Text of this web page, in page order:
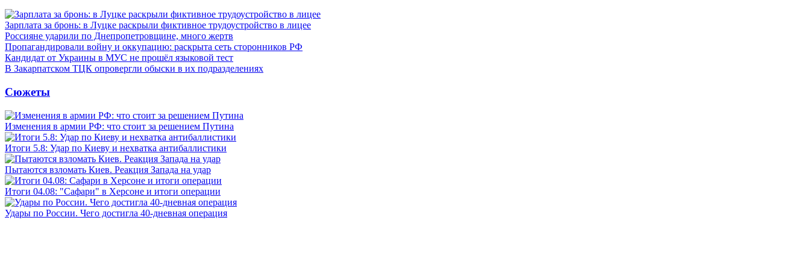
Зарплата за бронь: в Луцке раскрыли фиктивное трудоустройство в лицее
Россияне ударили по Днепропетровщине, много жертв
Пропагандировали войну и оккупацию: раскрыта сеть сторонников РФ
Кандидат от Украины в МУС не прошёл языковой тест
В Закарпатском ТЦК опровергли обыски в их подразделениях
Сюжеты
Изменения в армии РФ: что стоит за решением Путина
Итоги 5.8: Удар по Киеву и нехватка антибаллистики
Пытаются взломать Киев. Реакция Запада на удар
Итоги 04.08: "Сафари" в Херсоне и итоги операции
Удары по России. Чего достигла 40-дневная операция